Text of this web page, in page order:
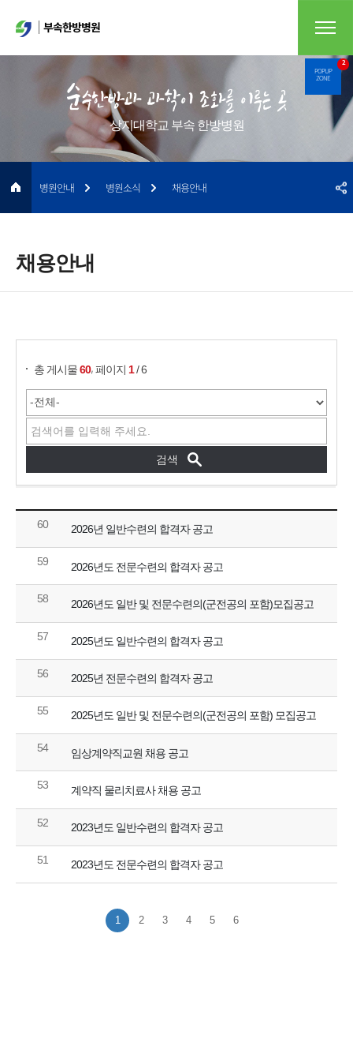
POPUP
ZONE
2
부속한방병원
상지대학교 부속 한방병원
채용안내
병원안내 병원소식 채용안내
총 게시물60, 페이지 1/ 6
60 2026년 일반수련의 합격자 공고
59 2026년도 전문수련의 합격자 공고
58 2026년도 일반 및 전문수련의(군전공의 포함)모집공고
57 2025년도 일반수련의 합격자 공고
56 2025년 전문수련의 합격자 공고
55 2025년도 일반 및 전문수련의(군전공의 포함) 모집공고
54 임상계약직교원 채용 공고
53 계약직 물리치료사 채용 공고
52 2023년도 일반수련의 합격자 공고
51 2023년도 전문수련의 합격자 공고
1 2 3 4 5 6